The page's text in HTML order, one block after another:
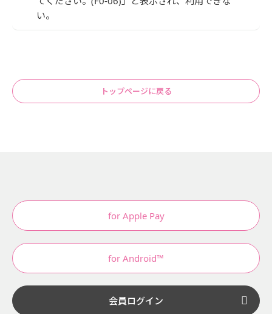
い。
トップページに戻る
for Apple Pay
for Android™
会員ログイン